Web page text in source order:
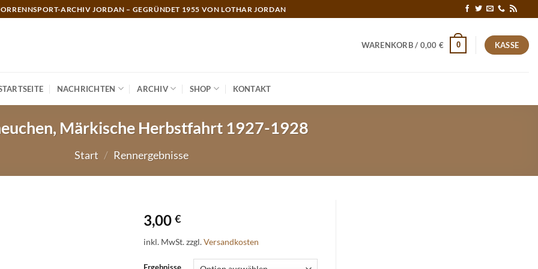
ARCHIV JORDAN – GEGRÜNDET 1955 VON LOTHAR JORDAN
WARENKORB / 0,00 € 0 KASSE
NACHRICHTEN ARCHIV SHOP KONTAKT
Märkische Herbstfahrt 1927-1928
Start / Rennergebnisse
3,00 €
inkl. MwSt.zzgl.Versandkosten
Ergebnisse